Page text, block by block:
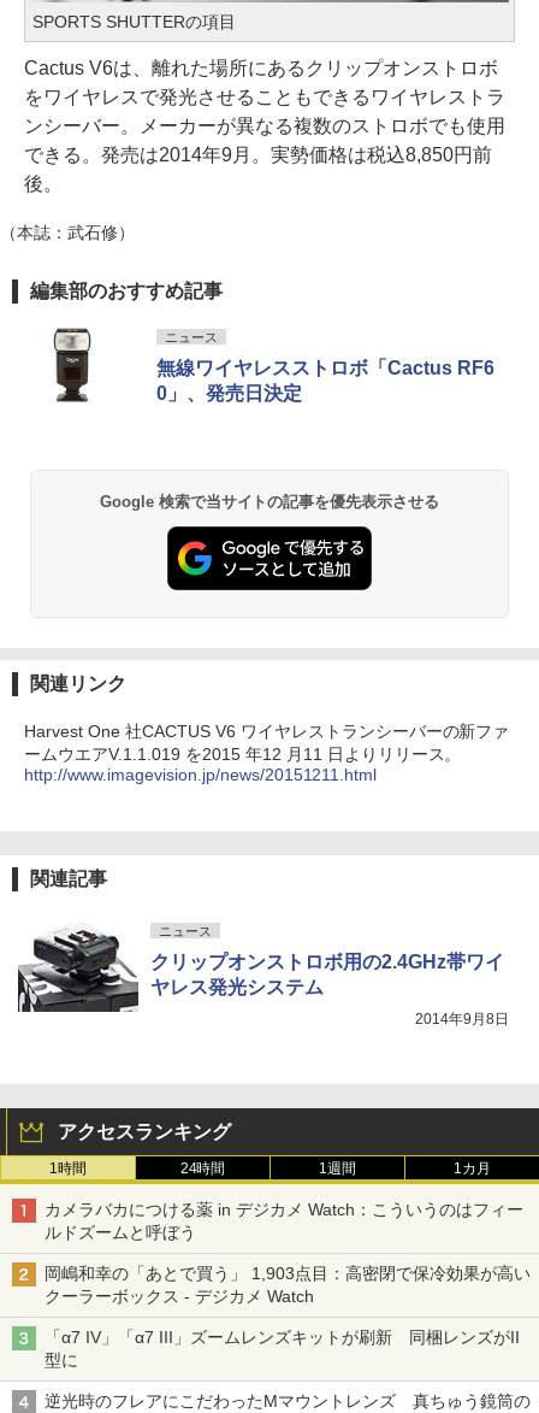
SPORTS SHUTTERの項目
Cactus V6は、離れた場所にあるクリップオンストロボ
をワイヤレスで発光させることもできるワイヤレストラ
ンシーバー。メーカーが異なる複数のストロボでも使用
できる。発売は2014年9月。実勢価格は税込8,850円前
後。
（本誌：武石修）
編集部のおすすめ記事
ニュース
無線ワイヤレスストロボ「Cactus RF6
0」、発売日決定
Google 検索で当サイトの記事を優先表示させる
関連リンク
Harvest One 社CACTUS V6 ワイヤレストランシーバーの新ファ
ームウエアV.1.1.019 を2015 年12 月11 日よりリリース。
http://www.imagevision.jp/news/20151211.html
関連記事
ニュース
クリップオンストロボ用の2.4GHz帯ワイ
ヤレス発光システム
2014年9月8日
アクセスランキング
1時間 24時間 1週間 1カ月
カメラバカにつける薬 in デジカメ Watch：こういうのはフィー
ルドズームと呼ぼう
岡嶋和幸の「あとで買う」 1,903点目：高密閉で保冷効果が高い
クーラーボックス - デジカメ Watch
「α7 IV」「α7 III」ズームレンズキットが刷新 同梱レンズがII
型に
逆光時のフレアにこだわったMマウントレンズ 真ちゅう鏡筒の